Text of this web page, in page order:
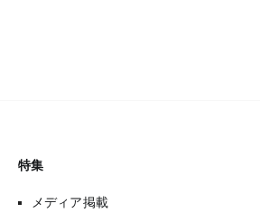
特集
メディア掲載